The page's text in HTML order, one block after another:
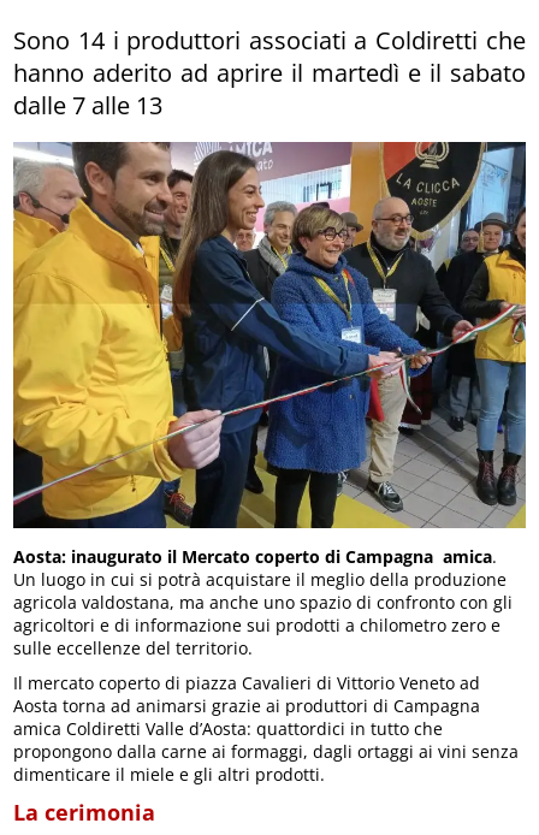
Sono 14 i produttori associati a Coldiretti che
hanno aderito ad aprire il martedì e il sabato
dalle 7 alle 13
Aosta: inaugurato il Mercato coperto di Campagna amica.
Un luogo in cui si potrà acquistare il meglio della produzione
agricola valdostana, ma anche uno spazio di confronto con gli
agricoltori e di informazione sui prodotti a chilometro zero e
sulle eccellenze del territorio.
Il mercato coperto di piazza Cavalieri di Vittorio Veneto ad
Aosta torna ad animarsi grazie ai produttori di Campagna
amica Coldiretti Valle d’Aosta: quattordici in tutto che
propongono dalla carne ai formaggi, dagli ortaggi ai vini senza
dimenticare il miele e gli altri prodotti.
La cerimonia